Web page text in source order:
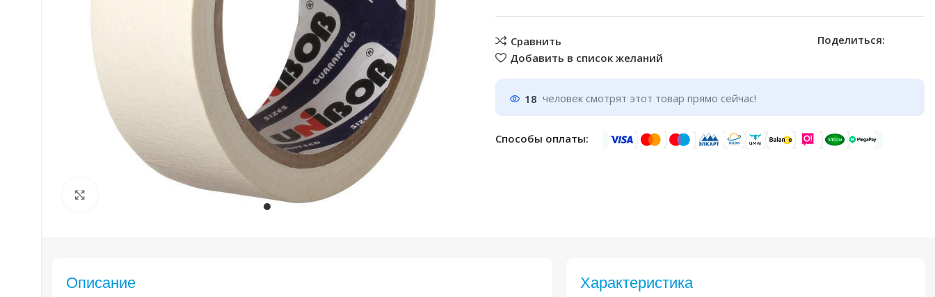
Сравнить
Добавить в список желаний
Поделиться:
18 человек смотрят этот товар прямо сейчас!
Способы оплаты:
Описание Характеристика